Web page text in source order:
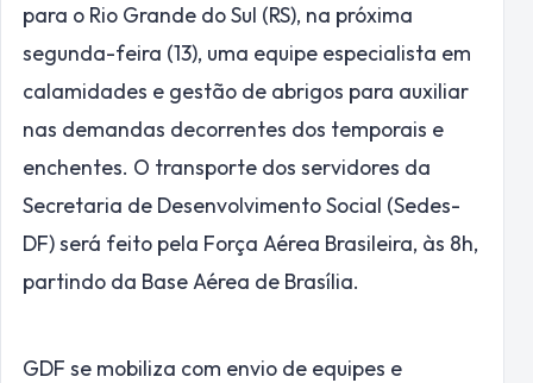
para o Rio Grande do Sul (RS), na próxima
segunda-feira (13), uma equipe especialista em
calamidades e gestão de abrigos para auxiliar
nas demandas decorrentes dos temporais e
enchentes. O transporte dos servidores da
Secretaria de Desenvolvimento Social (Sedes-
DF) será feito pela Força Aérea Brasileira, às 8h,
partindo da Base Aérea de Brasília.
GDF se mobiliza com envio de equipes e